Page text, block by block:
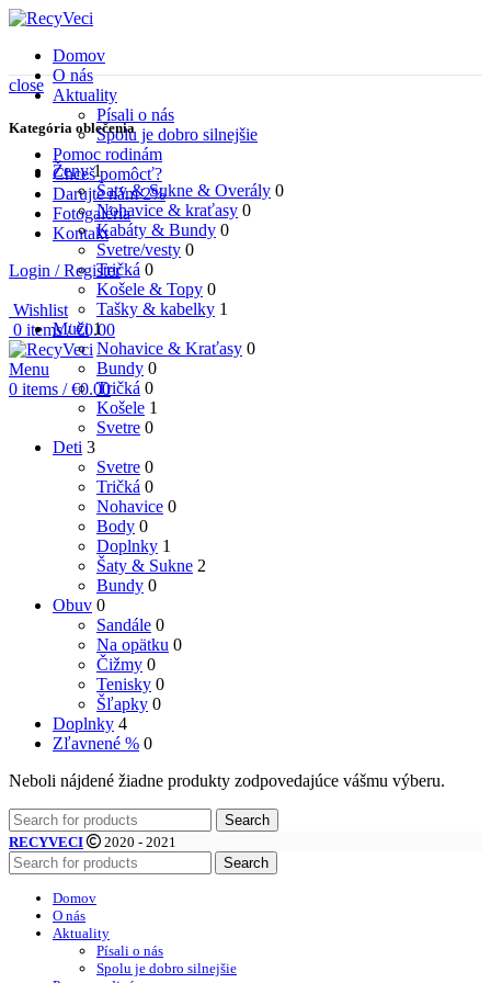
Domov
O nás
Aktuality
Písali o nás
Spolu je dobro silnejšie
Pomoc rodinám
Chceš pomôcť?
Darujte nám 2%
Fotogaléria
Kontakt
Login / Register
Wishlist
0 items / €0.00
Menu
0 items / €0.00
close
Kategória oblečenia
Ženy 1
Šaty & Sukne & Overály 0
Nohavice & kraťasy 0
Kabáty & Bundy 0
Svetre/vesty 0
Tričká 0
Košele & Topy 0
Tašky & kabelky 1
Muži 1
Nohavice & Kraťasy 0
Bundy 0
Tričká 0
Košele 1
Svetre 0
Deti 3
Svetre 0
Tričká 0
Nohavice 0
Body 0
Doplnky 1
Šaty & Sukne 2
Bundy 0
Obuv 0
Sandále 0
Na opätku 0
Čižmy 0
Tenisky 0
Šľapky 0
Doplnky 4
Zľavnené % 0
Neboli nájdené žiadne produkty zodpovedajúce vášmu výberu.
Search
RECYVECI
2020 - 2021
Search
Domov
O nás
Aktuality
Písali o nás
Spolu je dobro silnejšie